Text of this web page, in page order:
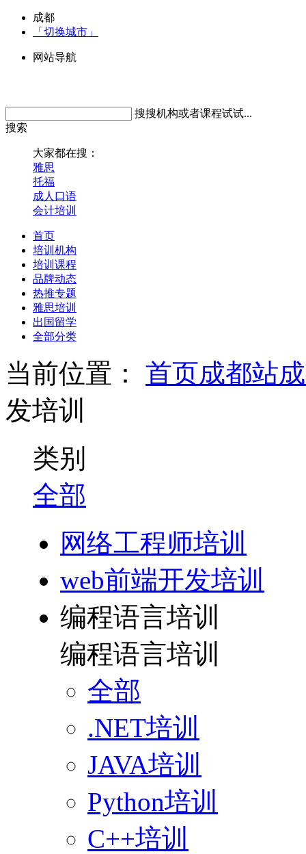
成都
「切换城市」
网站导航
搜搜机构或者课程试试...
搜索
大家都在搜：
雅思
托福
成人口语
会计培训
首页
培训机构
培训课程
品牌动态
热推专题
雅思培训
出国留学
全部分类
当前位置： 首页成都站
发培训
类别
全部
网络工程师培训
web前端开发培训
编程语言培训
编程语言培训
全部
.NET培训
JAVA培训
Python培训
C++培训